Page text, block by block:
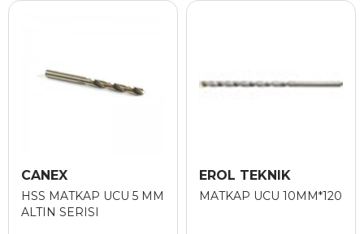
CANEX
HSS MATKAP UCU 5 MM
ALTIN SERISI
EROL TEKNIK
MATKAP UCU 10MM*120